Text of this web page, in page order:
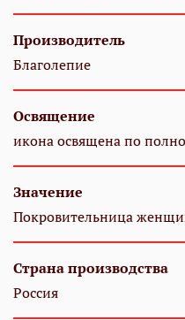
Производитель
Благолепие
Освящение
икона освящена по
Значение
Покровительница
Страна производства
Россия